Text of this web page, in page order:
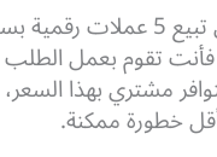
فأنت تقوم بعمل
مشتري بهذا
خطورة ممكنة.